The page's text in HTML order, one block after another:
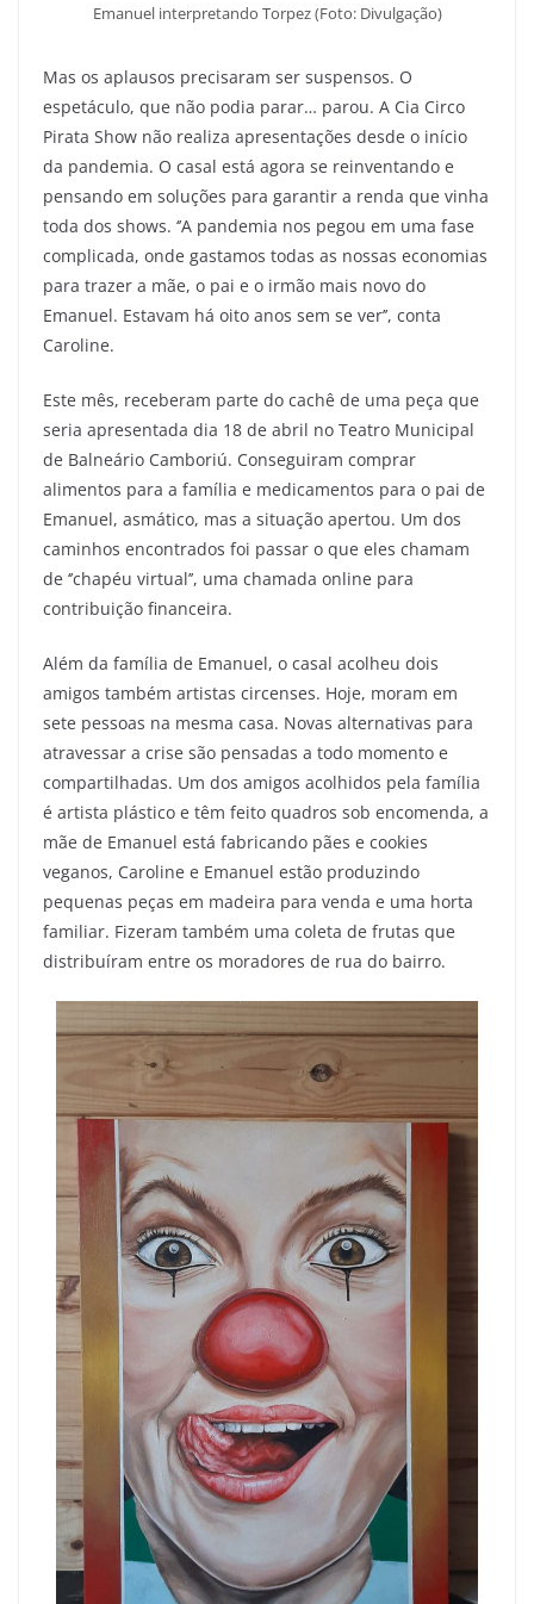
Emanuel interpretando Torpez (Foto: Divulgação)
Mas os aplausos precisaram ser suspensos. O
espetáculo, que não podia parar… parou. A Cia Circo
Pirata Show não realiza apresentações desde o início
da pandemia. O casal está agora se reinventando e
pensando em soluções para garantir a renda que vinha
toda dos shows. ‘’A pandemia nos pegou em uma fase
complicada, onde gastamos todas as nossas economias
para trazer a mãe, o pai e o irmão mais novo do
Emanuel. Estavam há oito anos sem se ver’’, conta
Caroline.
Este mês, receberam parte do cachê de uma peça que
seria apresentada dia 18 de abril no Teatro Municipal
de Balneário Camboriú. Conseguiram comprar
alimentos para a família e medicamentos para o pai de
Emanuel, asmático, mas a situação apertou. Um dos
caminhos encontrados foi passar o que eles chamam
de ‘’chapéu virtual’’, uma chamada online para
contribuição financeira.
Além da família de Emanuel, o casal acolheu dois
amigos também artistas circenses. Hoje, moram em
sete pessoas na mesma casa. Novas alternativas para
atravessar a crise são pensadas a todo momento e
compartilhadas. Um dos amigos acolhidos pela família
é artista plástico e têm feito quadros sob encomenda, a
mãe de Emanuel está fabricando pães e cookies
veganos, Caroline e Emanuel estão produzindo
pequenas peças em madeira para venda e uma horta
familiar. Fizeram também uma coleta de frutas que
distribuíram entre os moradores de rua do bairro.